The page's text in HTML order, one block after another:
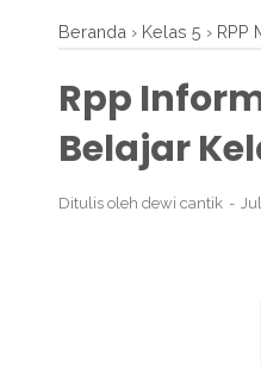
Beranda › Kelas 5 › RPP
Rpp
Belajar
Ditulis oleh dewi cantik